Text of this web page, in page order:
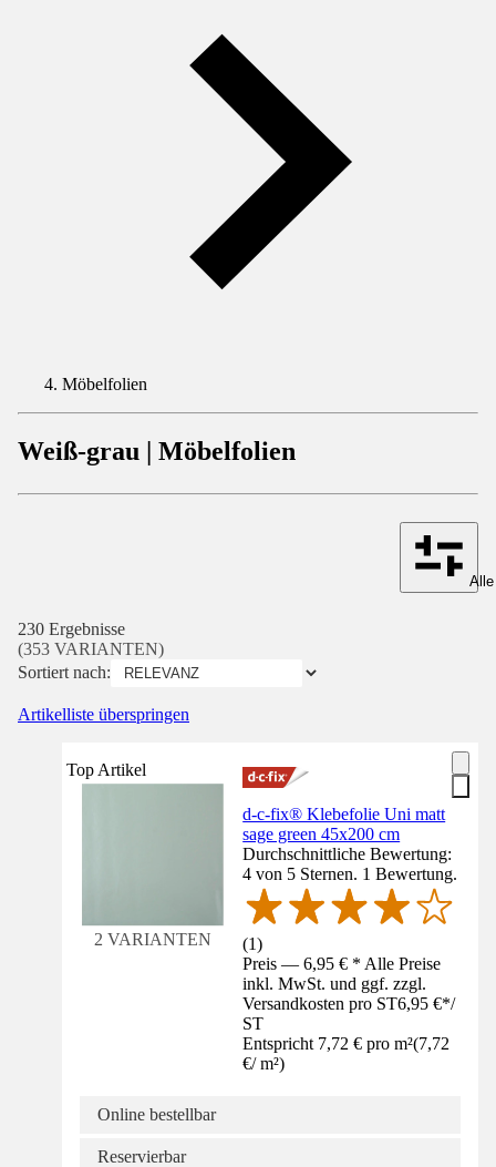
Möbelfolien
Weiß-grau | Möbelfolien
230 Ergebnisse
(353 VARIANTEN)
Sortiert nach:
Artikelliste überspringen
Top Artikel
2 VARIANTEN
d-c-fix® Klebefolie Uni matt
sage green 45x200 cm
Durchschnittliche Bewertung:
4 von 5 Sternen. 1 Bewertung.
(1)
Preis — 6,95 € * Alle Preise
inkl. MwSt. und ggf. zzgl.
Versandkosten pro ST6,95 €*/
ST
Entspricht 7,72 € pro m²(7,72
€/ m²)
Online bestellbar
Reservierbar